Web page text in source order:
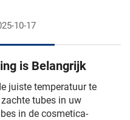
10-17
is Belangrijk
juiste temperatuur te
tubes in uw
in de cosmetica-